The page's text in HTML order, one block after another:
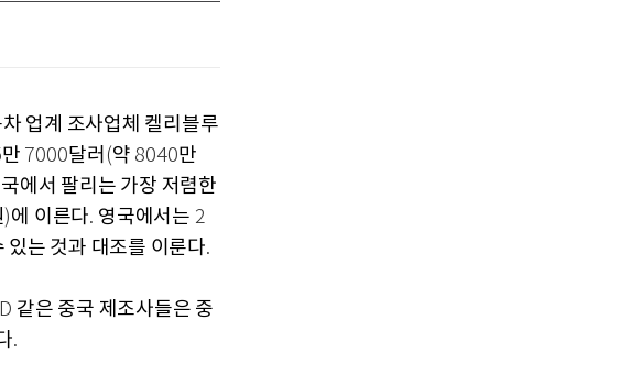
업계 조사업체 켈리블루
만 7000달러 (약 8040만
에서 팔리는 가장 저렴한
)에 이른다. 영국에서는 2
있는 것과 대조를 이룬다.
같은 중국 제조사들은 중
.